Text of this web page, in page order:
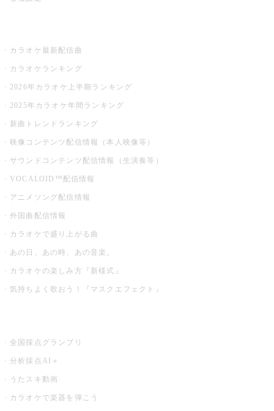
カラオケ最新配信曲
カラオケランキング
2026年カラオケ上半期ランキング
2025年カラオケ年間ランキング
新曲トレンドランキング
映像コンテンツ配信情報（本人映像等）
サウンドコンテンツ配信情報（生演奏等）
VOCALOID™配信情報
アニメソング配信情報
外国曲配信情報
カラオケで盛り上がる曲
あの日、あの時、あの音楽。
カラオケの楽しみ方『新様式』
気持ちよく歌おう！『マスクエフェクト』
全国採点グランプリ
分析採点AI＋
うたスキ動画
カラオケで楽器を弾こう